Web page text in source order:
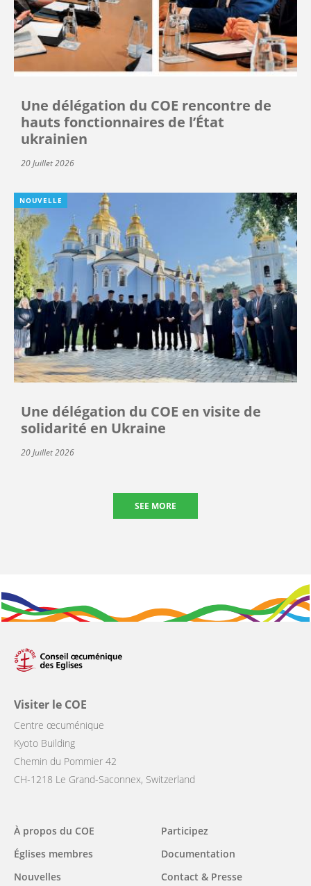
Une délégation du COE rencontre de
hauts fonctionnaires de l’État
ukrainien
20 Juillet 2026
NOUVELLE
Une délégation du COE en visite de
solidarité en Ukraine
20 Juillet 2026
SEE MORE
Visiter le COE
Centre œcuménique
Kyoto Building
Chemin du Pommier 42
CH-1218 Le Grand-Saconnex, Switzerland
Main
navigation
À propos du COE
Églises membres
Nouvelles
Participez
Documentation
Contact & Presse